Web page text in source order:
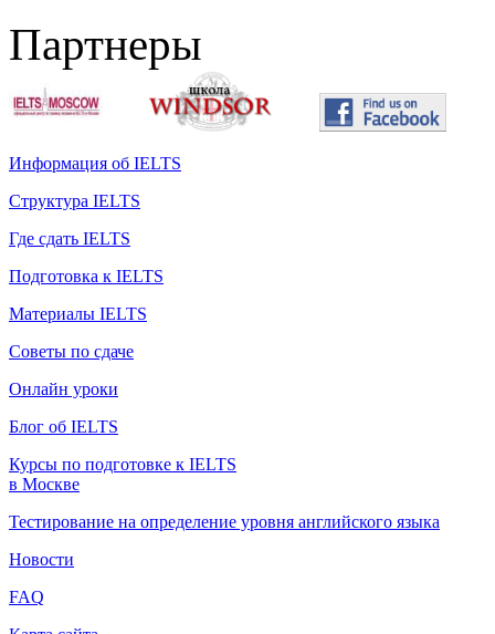
Партнеры
Информация об IELTS
Структура IELTS
Где сдать IELTS
Подготовка к IELTS
Материалы IELTS
Советы по сдаче
Онлайн уроки
Блог об IELTS
Курсы по подготовке к IELTS
в Москве
Тестирование на определение уровня английского языка
Новости
FAQ